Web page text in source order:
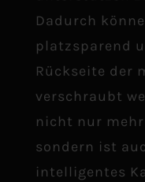
Dadurch
platzsparend
Rückseite der
verschraubt
nicht nur
sondern ist
intelligentes